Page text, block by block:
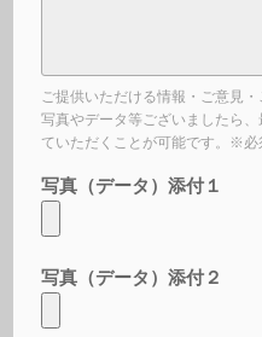
ご提供いただける情報・ご意見
写真やデータ等ございましたら
ていただくことが可能です。※必
写真（データ）添付１
写真（データ）添付２